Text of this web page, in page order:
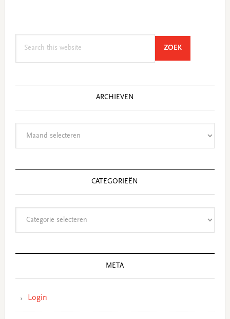
ZOEKSEARCH
ARCHIEVEN
CATEGORIEËN
META
Login